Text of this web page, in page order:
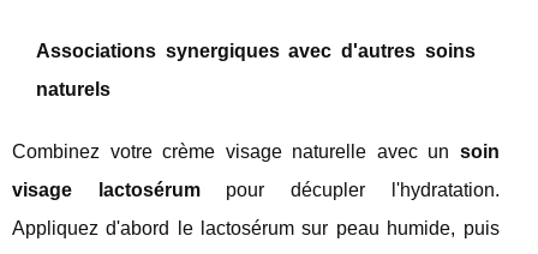
Associations synergiques avec d'autres soins
naturels
Combinez votre crème visage naturelle avec un soin
visage lactosérumpour décupler l'hydratation.
Appliquez d'abord le lactosérum sur peau humide, puis